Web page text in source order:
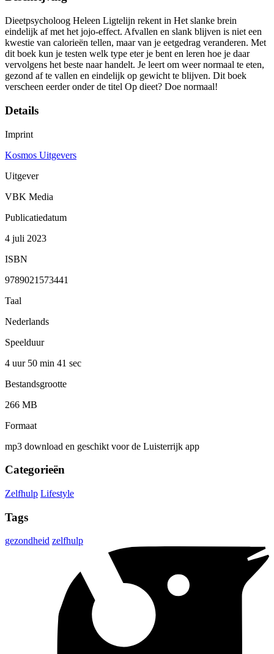
Dieetpsycholoog Heleen Ligtelijn rekent in Het slanke brein
eindelijk af met het jojo-effect. Afvallen en slank blijven is niet een
kwestie van calorieën tellen, maar van je eetgedrag veranderen. Met
dit boek kun je testen welk type eter je bent en leren hoe je daar
vervolgens het beste naar handelt. Je leert om weer normaal te eten,
gezond af te vallen en eindelijk op gewicht te blijven. Dit boek
verscheen eerder onder de titel Op dieet? Doe normaal!
Details
Imprint
Kosmos Uitgevers
Uitgever
VBK Media
Publicatiedatum
4 juli 2023
ISBN
9789021573441
Taal
Nederlands
Speelduur
4 uur 50 min 41 sec
Bestandsgrootte
266 MB
Formaat
mp3 download en geschikt voor de Luisterrijk app
Categorieën
Zelfhulp Lifestyle
Tags
gezondheid zelfhulp